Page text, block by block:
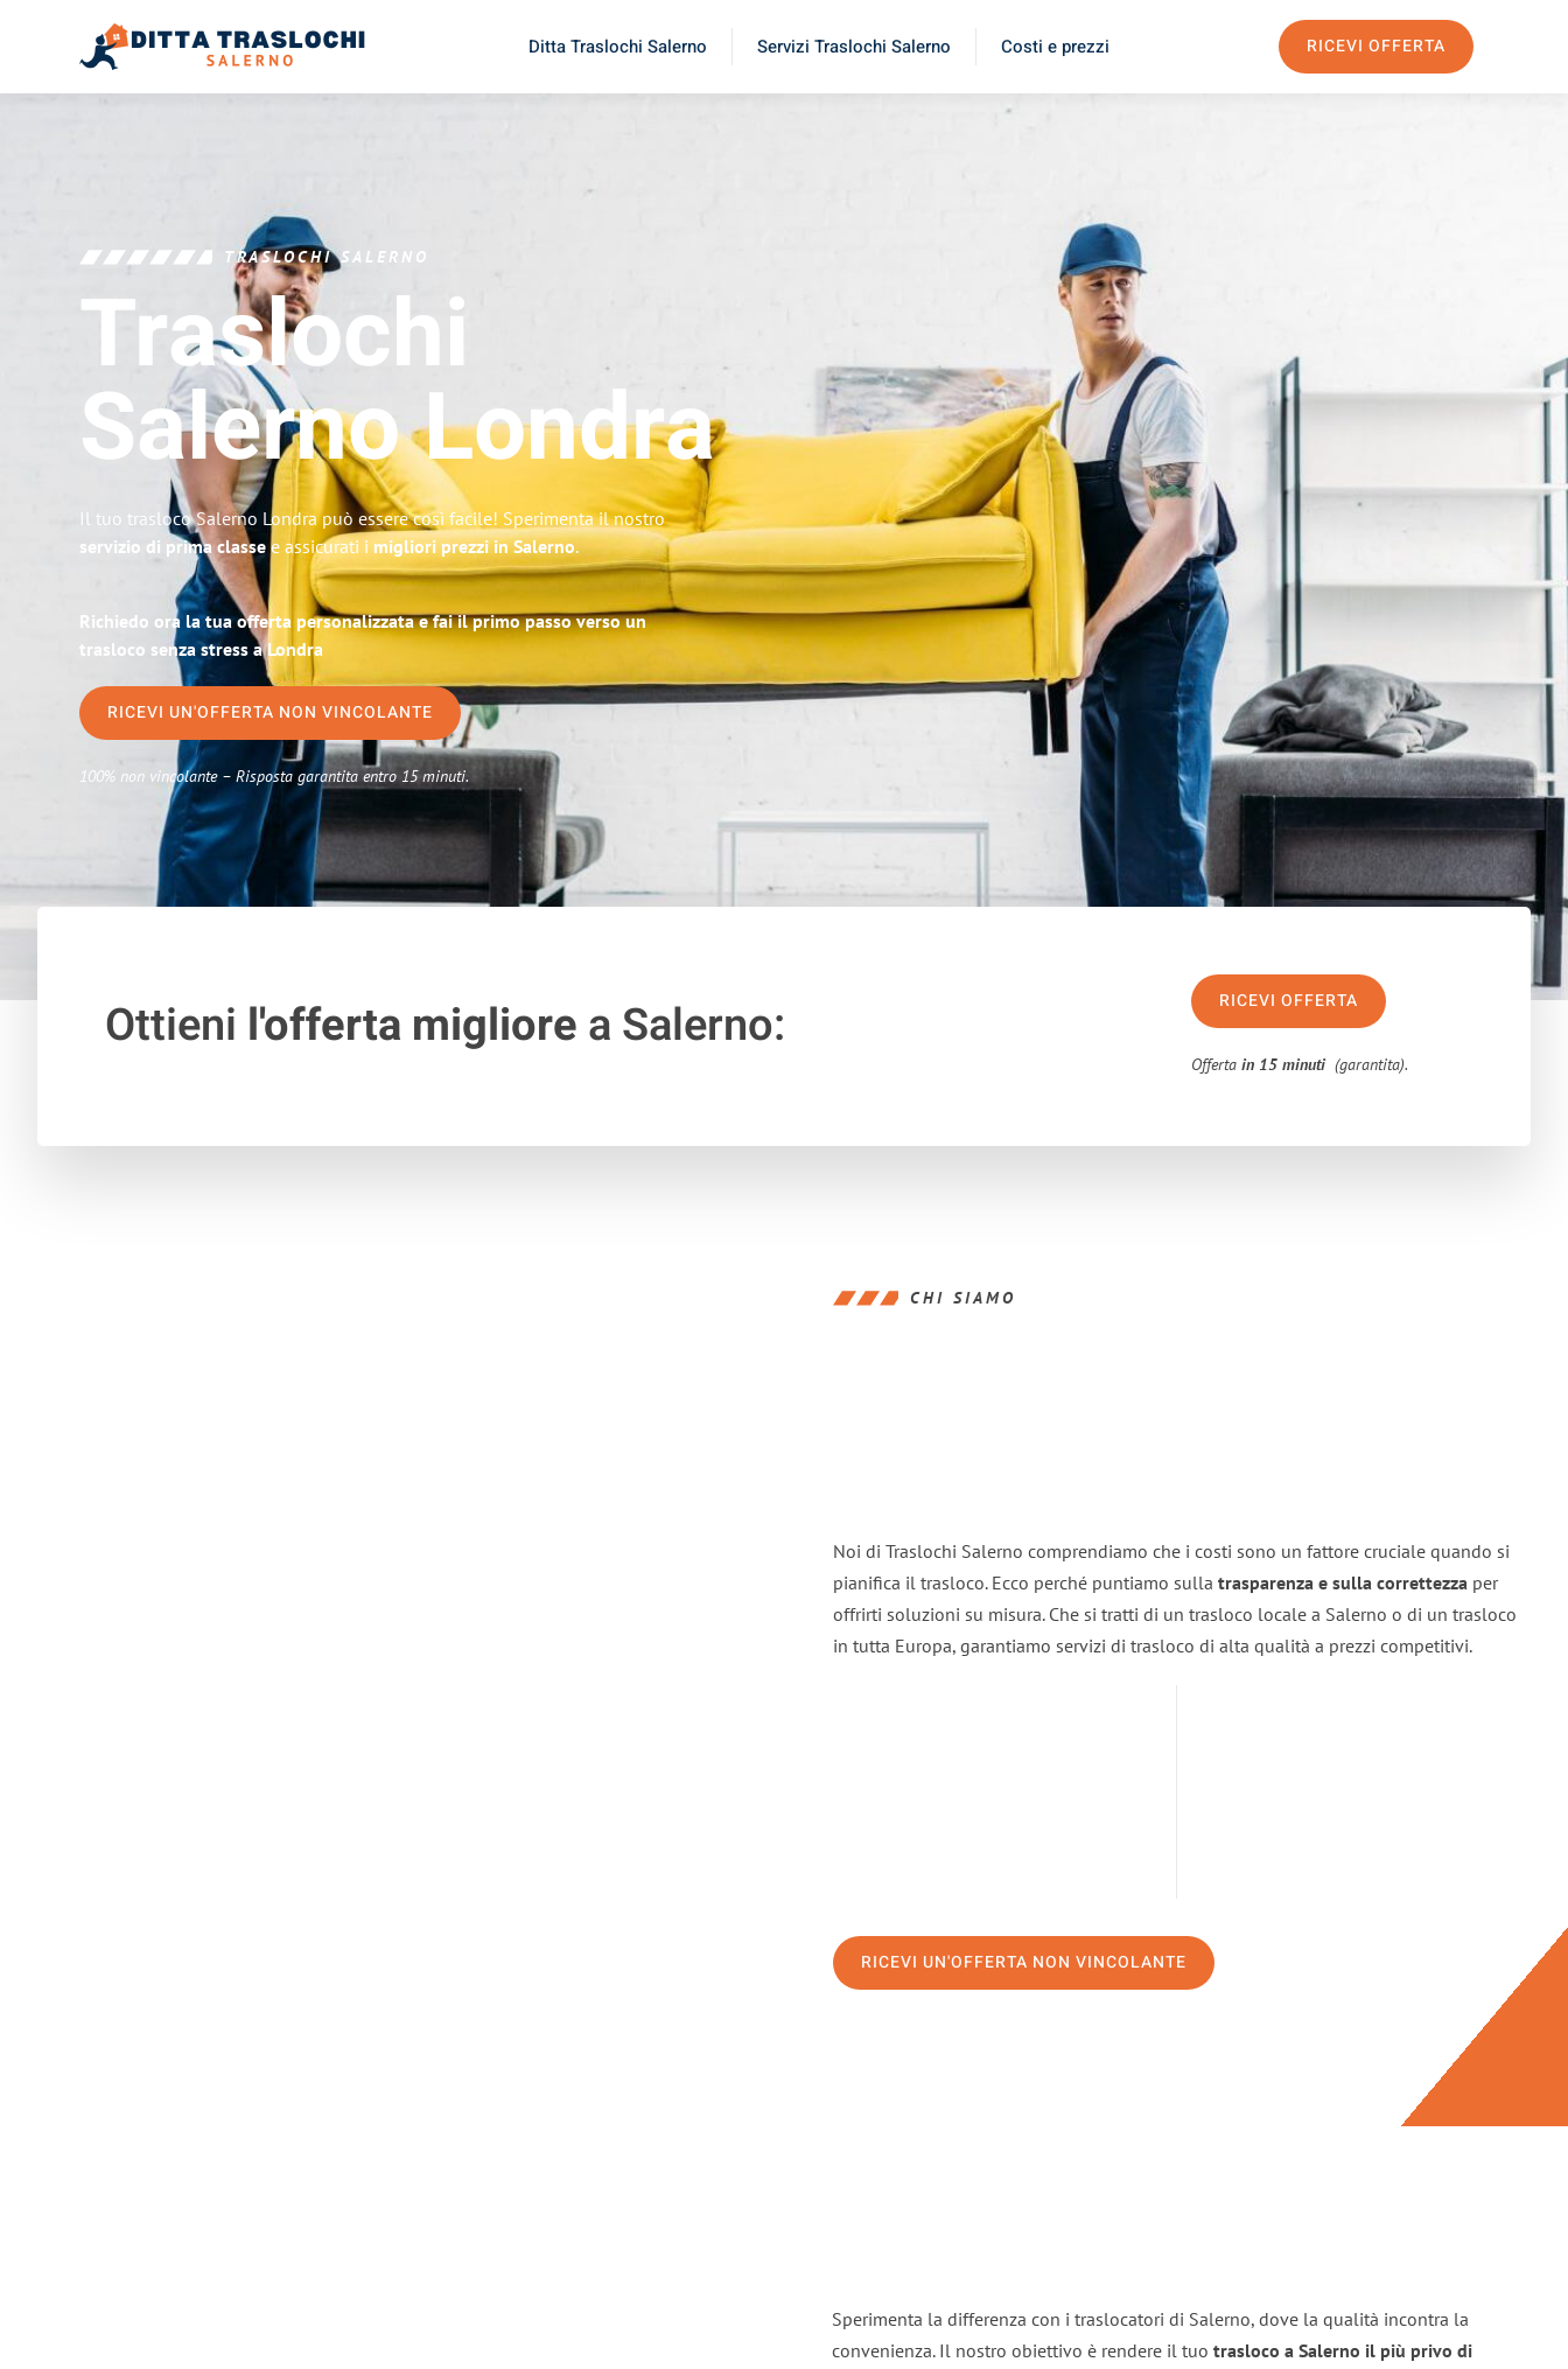
Ditta Traslochi Salerno Servizi Traslochi Salerno Costi e prezzi RICEVI OFFERTA
TRASLOCHI SALERNO
Traslochi
SalernoLondra
Il tuo trasloco Salerno Londra può essere così facile! Sperimenta il nostro
servizio di prima classe e assicurati i migliori prezzi in Salerno.
Richiedo ora la tua offerta personalizzata e fai il primo passo verso un
trasloco senza stress a Londra
RICEVI UN'OFFERTA NON VINCOLANTE
100% non vincolante – Risposta garantita entro 15 minuti.
Ottieni l'offerta migliorea Salerno: RICEVI OFFERTA
Offertain 15 minuti (garantita).
CHI SIAMO
Noi di Traslochi Salerno comprendiamo che i costi sono un fattore cruciale quando si
pianifica il trasloco. Ecco perché puntiamo sulla trasparenza e sulla correttezza per
offrirti soluzioni su misura. Che si tratti di un trasloco locale a Salerno o di un trasloco
in tutta Europa, garantiamo servizi di trasloco di alta qualità a prezzi competitivi.
RICEVI UN'OFFERTA NON VINCOLANTE
Sperimenta la differenza con i traslocatori di Salerno, dove la qualità incontra la
convenienza. Il nostro obiettivo è rendere il tuo trasloco a Salerno il più privo di